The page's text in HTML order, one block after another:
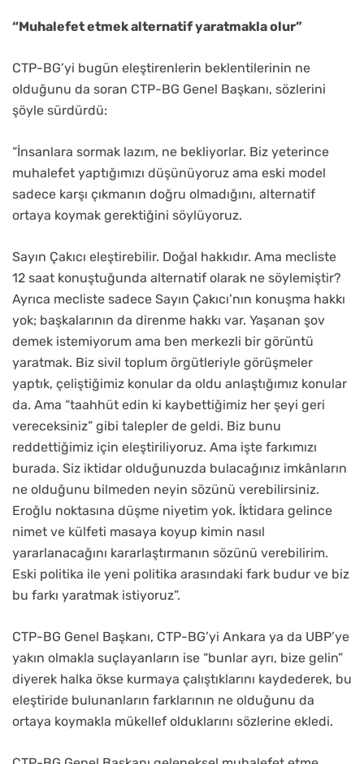
“Muhalefet etmek alternatif yaratmakla olur”
CTP-BG’yi bugün eleştirenlerin beklentilerinin ne
olduğunu da soran CTP-BG Genel Başkanı, sözlerini
şöyle sürdürdü:
“İnsanlara sormak lazım, ne bekliyorlar. Biz yeterince
muhalefet yaptığımızı düşünüyoruz ama eski model
sadece karşı çıkmanın doğru olmadığını, alternatif
ortaya koymak gerektiğini söylüyoruz.
Sayın Çakıcı eleştirebilir. Doğal hakkıdır. Ama mecliste
12 saat konuştuğunda alternatif olarak ne söylemiştir?
Ayrıca mecliste sadece Sayın Çakıcı’nın konuşma hakkı
yok; başkalarının da direnme hakkı var. Yaşanan şov
demek istemiyorum ama ben merkezli bir görüntü
yaratmak. Biz sivil toplum örgütleriyle görüşmeler
yaptık, çeliştiğimiz konular da oldu anlaştığımız konular
da. Ama “taahhüt edin ki kaybettiğimiz her şeyi geri
vereceksiniz” gibi talepler de geldi. Biz bunu
reddettiğimiz için eleştiriliyoruz. Ama işte farkımızı
burada. Siz iktidar olduğunuzda bulacağınız imkânların
ne olduğunu bilmeden neyin sözünü verebilirsiniz.
Eroğlu noktasına düşme niyetim yok. İktidara gelince
nimet ve külfeti masaya koyup kimin nasıl
yararlanacağını kararlaştırmanın sözünü verebilirim.
Eski politika ile yeni politika arasındaki fark budur ve biz
bu farkı yaratmak istiyoruz”.
CTP-BG Genel Başkanı, CTP-BG’yi Ankara ya da UBP’ye
yakın olmakla suçlayanların ise “bunlar ayrı, bize gelin”
diyerek halka ökse kurmaya çalıştıklarını kaydederek, bu
eleştiride bulunanların farklarının ne olduğunu da
ortaya koymakla mükellef olduklarını sözlerine ekledi.